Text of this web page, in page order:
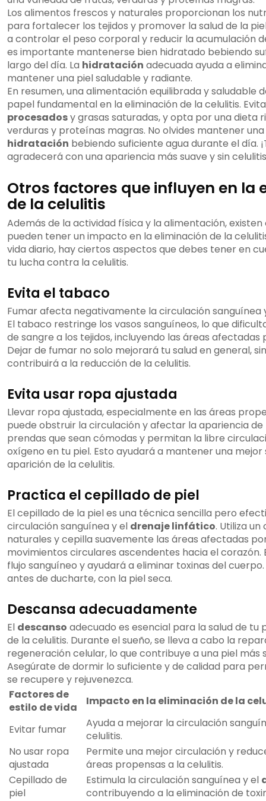
Los alimentos frescos y naturales proporcionan los
para fortalecer los tejidos y promover la salud de la
a controlar el peso corporal y reducir la acumulación
es importante mantenerse bien hidratado bebiendo
largo del día. La hidratación adecuada ayuda a
mantener una piel saludable y radiante.
En resumen, una alimentación equilibrada y saludable
papel fundamental en la eliminación de la celulitis.
procesadosy grasas saturadas, y opta por una dieta
verduras y proteínas magras. No olvides mantener
hidratación bebiendo suficiente agua durante el día.
agradecerá con una apariencia más suave y sin
Otros factores que influyen en la
de la celulitis
Además de la actividad física y la alimentación,
pueden tener un impacto en la eliminación de la
vida diario, hay ciertos aspectos que debes tener en
tu lucha contra la celulitis.
Evita el tabaco
Fumar afecta negativamente la circulación sanguínea
El tabaco restringe los vasos sanguíneos, lo que
de sangre a los tejidos, incluyendo las áreas afectadas
Dejar de fumar no solo mejorará tu salud en general,
contribuirá a la reducción de la celulitis.
Evita usar ropa ajustada
Llevar ropa ajustada, especialmente en las áreas
puede obstruir la circulación y afectar la apariencia
prendas que sean cómodas y permitan la libre
oxígeno en tu piel. Esto ayudará a mantener una mejor
aparición de la celulitis.
Practica el cepillado de piel
El cepillado de la piel es una técnica sencilla pero
circulación sanguínea y el drenaje linfático. Utiliza
naturales y cepilla suavemente las áreas afectadas
movimientos circulares ascendentes hacia el corazón.
flujo sanguíneo y ayudará a eliminar toxinas del
antes de ducharte, con la piel seca.
Descansa adecuadamente
El descanso adecuado es esencial para la salud de tu
de la celulitis. Durante el sueño, se lleva a cabo la
regeneración celular, lo que contribuye a una piel más
Asegúrate de dormir lo suficiente y de calidad para
se recupere y rejuvenezca.
Factores de
estilo de vida
Impacto en la eliminación de la
Evitar fumar
Ayuda a mejorar la circulación
celulitis.
No usar ropa
ajustada
Permite una mejor circulación y
áreas propensas a la celulitis.
Cepillado de
piel
Estimula la circulación sanguínea y el
contribuyendo a la eliminación de